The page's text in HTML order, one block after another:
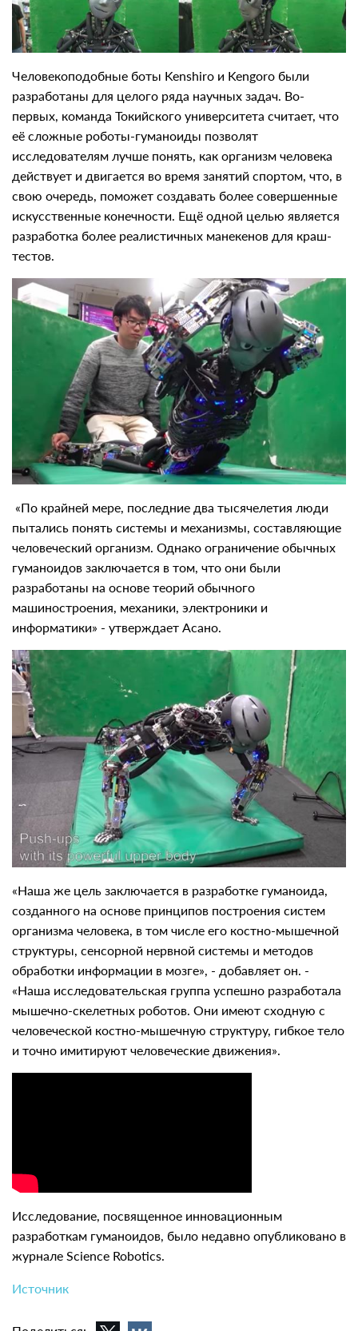
Человекоподобные боты Kenshiro и Kengoro были
разработаны для целого ряда научных задач. Во-
первых, команда Токийского университета считает, что
её сложные роботы-гуманоиды позволят
исследователям лучше понять, как организм человека
действует и двигается во время занятий спортом, что, в
свою очередь, поможет создавать более совершенные
искусственные конечности. Ещё одной целью является
разработка более реалистичных манекенов для краш-
тестов.
«По крайней мере, последние два тысячелетия люди
пытались понять системы и механизмы, составляющие
человеческий организм. Однако ограничение обычных
гуманоидов заключается в том, что они были
разработаны на основе теорий обычного
машиностроения, механики, электроники и
информатики» - утверждает Асано.
«Наша же цель заключается в разработке гуманоида,
созданного на основе принципов построения систем
организма человека, в том числе его костно-мышечной
структуры, сенсорной нервной системы и методов
обработки информации в мозге», - добавляет он. -
«Наша исследовательская группа успешно разработала
мышечно-скелетных роботов. Они имеют сходную с
человеческой костно-мышечную структуру, гибкое тело
и точно имитируют человеческие движения».
Исследование, посвященное инновационным
разработкам гуманоидов, было недавно опубликовано в
журнале Science Robotics.
Источник